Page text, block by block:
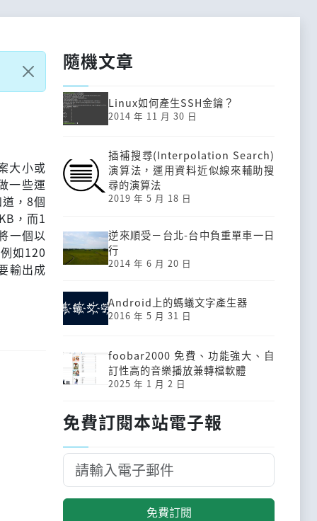
大小或
一些運
，8個
，而1
一個以
如120
輸出成
隨機文章
Linux如何產生SSH金鑰？
2014 年 11 月 30 日
插補搜尋(Interpolation Search)
演算法，運用資料近似線來輔助搜
尋的演算法
2019 年 5 月 18 日
逆來順受－台北-台中負重單車一日
行
2014 年 6 月 20 日
Android上的螞蟻文字產生器
2016 年 5 月 31 日
foobar2000 免費、功能強大、自
訂性高的音樂播放兼轉檔軟體
2025 年 1 月 2 日
免費訂閱本站電子報
免費訂閱